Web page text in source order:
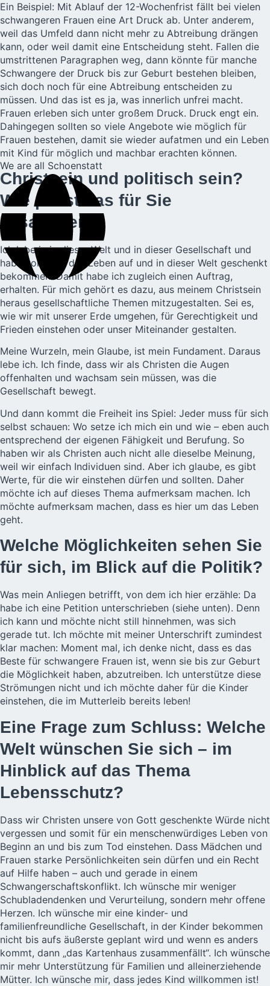
Ein Beispiel: Mit Ablauf der 12-Wochenfrist fällt bei vielen
schwangeren Frauen eine Art Druck ab. Unter anderem,
weil das Umfeld dann nicht mehr zu Abtreibung drängen
kann, oder weil damit eine Entscheidung steht. Fallen die
umstrittenen Paragraphen weg, dann könnte für manche
Schwangere der Druck bis zur Geburt bestehen bleiben,
sich doch noch für eine Abtreibung entscheiden zu
müssen. Und das ist es ja, was innerlich unfrei macht.
Frauen erleben sich unter großem Druck. Druck engt ein.
Dahingegen sollten so viele Angebote wie möglich für
Frauen bestehen, damit sie wieder aufatmen und ein Leben
mit Kind für möglich und machbar erachten können.
Christsein und politisch sein?
Wie passt das für Sie
zusammen?
Ich lebe ja in dieser Welt und in dieser Gesellschaft und
habe von Gott das Leben auf und in dieser Welt geschenkt
bekommen. Damit habe ich zugleich einen Auftrag,
erhalten. Für mich gehört es dazu, aus meinem Christsein
heraus gesellschaftliche Themen mitzugestalten. Sei es,
wie wir mit unserer Erde umgehen, für Gerechtigkeit und
Frieden einstehen oder unser Miteinander gestalten.
Meine Wurzeln, mein Glaube, ist mein Fundament. Daraus
lebe ich. Ich finde, dass wir als Christen die Augen
offenhalten und wachsam sein müssen, was die
Gesellschaft bewegt.
Und dann kommt die Freiheit ins Spiel: Jeder muss für sich
selbst schauen: Wo setze ich mich ein und wie – eben auch
entsprechend der eigenen Fähigkeit und Berufung. So
haben wir als Christen auch nicht alle dieselbe Meinung,
weil wir einfach Individuen sind. Aber ich glaube, es gibt
Werte, für die wir einstehen dürfen und sollten. Daher
möchte ich auf dieses Thema aufmerksam machen. Ich
möchte aufmerksam machen, dass es hier um das Leben
geht.
Welche Möglichkeiten sehen Sie
für sich, im Blick auf die Politik?
Was mein Anliegen betrifft, von dem ich hier erzähle: Da
habe ich eine Petition unterschrieben (siehe unten). Denn
ich kann und möchte nicht still hinnehmen, was sich
gerade tut. Ich möchte mit meiner Unterschrift zumindest
klar machen: Moment mal, ich denke nicht, dass es das
Beste für schwangere Frauen ist, wenn sie bis zur Geburt
die Möglichkeit haben, abzutreiben. Ich unterstütze diese
Strömungen nicht und ich möchte daher für die Kinder
einstehen, die im Mutterleib bereits leben!
Eine Frage zum Schluss: Welche
Welt wünschen Sie sich – im
Hinblick auf das Thema
Lebensschutz?
Dass wir Christen unsere von Gott geschenkte Würde nicht
vergessen und somit für ein menschenwürdiges Leben von
Beginn an und bis zum Tod einstehen. Dass Mädchen und
Frauen starke Persönlichkeiten sein dürfen und ein Recht
auf Hilfe haben – auch und gerade in einem
Schwangerschaftskonflikt. Ich wünsche mir weniger
Schubladendenken und Verurteilung, sondern mehr offene
Herzen. Ich wünsche mir eine kinder- und
familienfreundliche Gesellschaft, in der Kinder bekommen
nicht bis aufs äußerste geplant wird und wenn es anders
kommt, dann „das Kartenhaus zusammenfällt“. Ich wünsche
mir mehr Unterstützung für Familien und alleinerziehende
Mütter. Ich wünsche mir, dass jedes Kind willkommen ist!
We are all Schoenstatt